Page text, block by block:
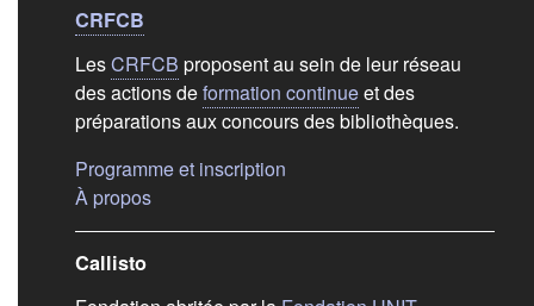
Liens de bas de
CRFCB
LesCRFCB proposent au sein de leur réseau
des actions deformation continueet des
préparations aux concours des bibliothèques.
Programme et inscription
À propos(s'ouvre dans un nouvel onglet)
Callisto